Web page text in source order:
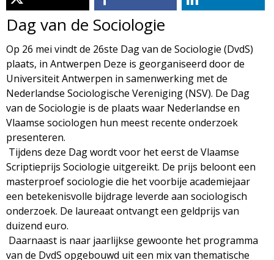
g
i
e
M
a
g
a
z
i
Dag van de Sociologie
Op 26 mei vindt de 26ste Dag van de Sociologie (DvdS)
plaats, in Antwerpen Deze is georganiseerd door de
Universiteit Antwerpen in samenwerking met de
Nederlandse Sociologische Vereniging (NSV). De Dag
van de Sociologie is de plaats waar Nederlandse en
Vlaamse sociologen hun meest recente onderzoek
presenteren.
Tijdens deze Dag wordt voor het eerst de Vlaamse
Scriptieprijs Sociologie uitgereikt. De prijs beloont een
masterproef sociologie die het voorbije academiejaar
een betekenisvolle bijdrage leverde aan sociologisch
onderzoek. De laureaat ontvangt een geldprijs van
duizend euro.
Daarnaast is naar jaarlijkse gewoonte het programma
van de DvdS opgebouwd uit een mix van thematische